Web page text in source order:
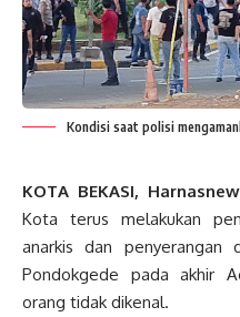
Kondisi saat polisi
KOTA BEKASI,
Kota terus melakukan
anarkis dan
Pondokgede pada akhir
orang tidak dikenal.